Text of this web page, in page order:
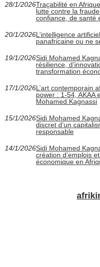
28/1/2026Traçabilité en
lutte contre la
confiance, de santé
20/1/2026L’intelligence
panafricaine ou ne
19/1/2026Sidi Mohamed
résilience,
transformation
17/1/2026L’art contemporain
power : 1-54, AKAA
Mohamed Kagnassi
15/1/2026Sidi Mohamed
discret d’un
responsable
14/1/2026Sidi Mohamed
création d’emplois
économique en